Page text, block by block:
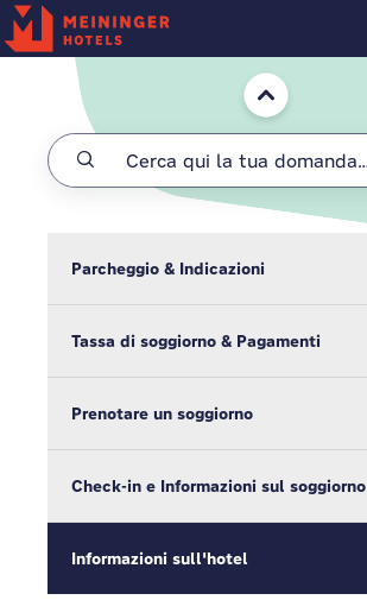
Salta al contenuto principale
Home
Parcheggio & Indicazioni
Tassa di soggiorno & Pagamenti
Prenotare un soggiorno
Check-in e Informazioni sul soggiorno
Informazioni sull'hotel